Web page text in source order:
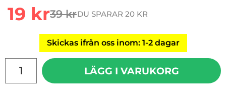
rea pris
19 krtidigare pris
39 krDU SPARAR 20 KR
Skickas ifrån oss inom: 1-2 dagar
LÄGG I VARUKORG